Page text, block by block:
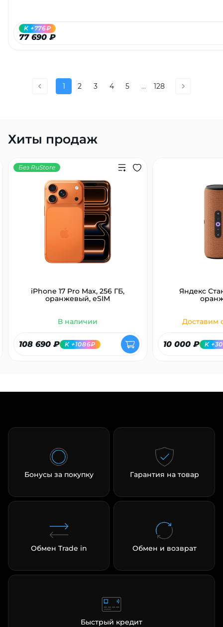
77 690 ₽
K +776₽
1 2 3 4 5 ... 128
Хиты продаж
Без RuStore
iPhone 17 Pro Max, 256 ГБ,
оранжевый, eSIM
В наличии
108 690 ₽ K +1086₽
Яндекс
Доставим
10 000 ₽ K
Бонусы за покупку Гарантия на товар
Обмен Trade in Обмен и возврат
Быстрый кредит